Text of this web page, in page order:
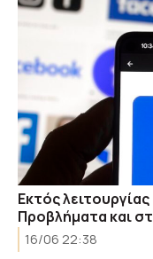
Εκτός
Προβλήματα και
16/06 22:38